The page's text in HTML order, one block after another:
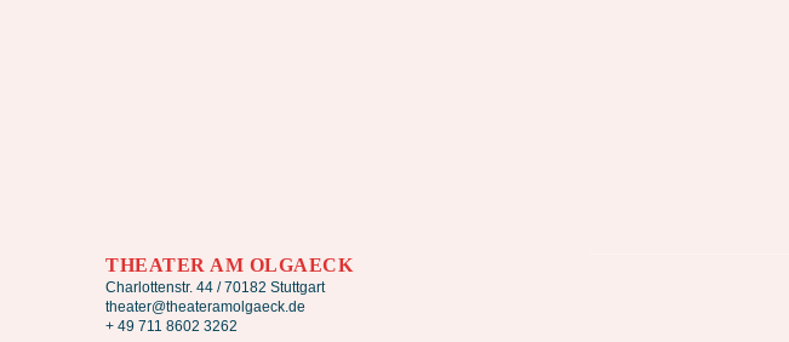
THEATER AM OLGAECK
Charlottenstr. 44 / 70182 Stuttgart
theater@theateramolgaeck.de
+ 49 711 8602 3262